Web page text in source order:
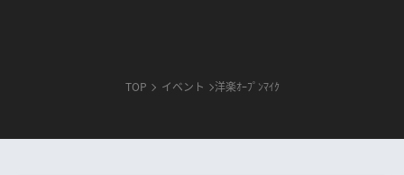
TOP イベント 洋楽ｵｰﾌﾟﾝﾏｲｸ